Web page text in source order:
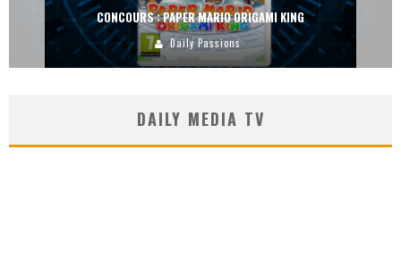
CONCOURS : PAPER MARIO ORIGAMI KING
Daily Passions
DAILY MEDIA TV